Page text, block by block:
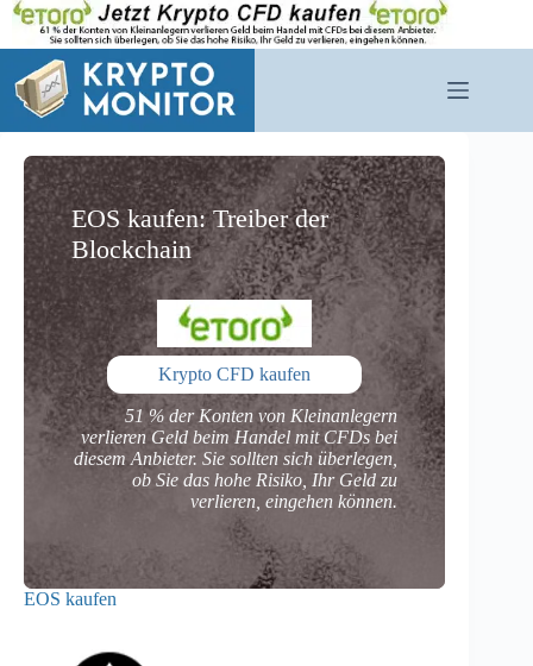
Zum
Inhalt
springen
EOS kaufen: Treiber der
Blockchain
Krypto CFD kaufen
51 % der Konten von Kleinanlegern
verlieren Geld beim Handel mit CFDs bei
diesem Anbieter. Sie sollten sich überlegen,
ob Sie das hohe Risiko, Ihr Geld zu
verlieren, eingehen können.
EOS kaufen